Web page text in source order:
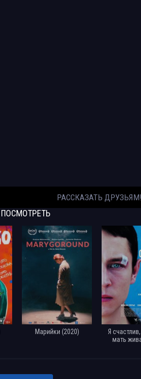
РАССКАЗАТЬ ДРУЗЬЯМ!
ПОСМОТРЕТЬ
Марийки (2020)
Я
мать